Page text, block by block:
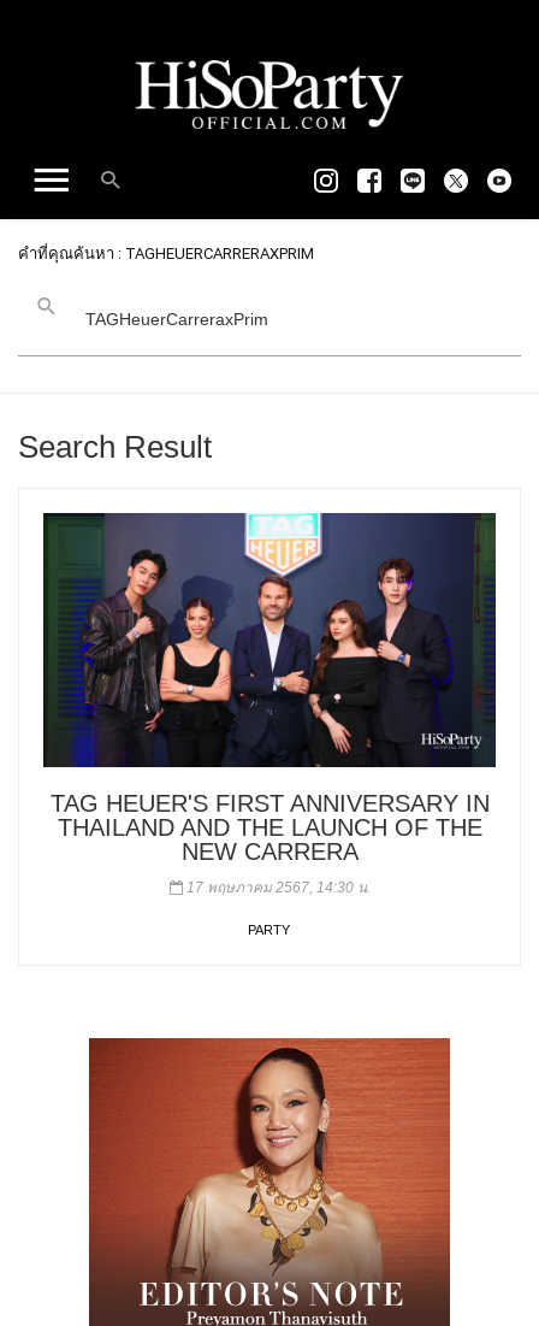
คำที่คุณค้นหา : TAGHEUERCARRERAXPRIM
Search Result
TAG HEUER'S FIRST ANNIVERSARY IN
THAILAND AND THE LAUNCH OF THE
NEW CARRERA
17 พฤษภาคม 2567, 14:30 น.
PARTY